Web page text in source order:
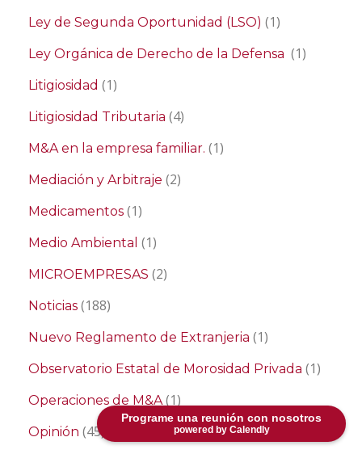
Programe una reunión con nosotros
powered by Calendly
Ley de Segunda Oportunidad (LSO) (1)
Ley Orgánica de Derecho de la Defensa (1)
Litigiosidad (1)
Litigiosidad Tributaria (4)
M&A en la empresa familiar. (1)
Mediación y Arbitraje (2)
Medicamentos (1)
Medio Ambiental (1)
MICROEMPRESAS (2)
Noticias (188)
Nuevo Reglamento de Extranjeria (1)
Observatorio Estatal de Morosidad Privada (1)
Operaciones de M&A(1)
Opinión (45)